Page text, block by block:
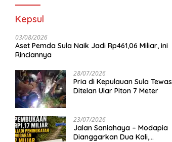
Kepsul
03/08/2026
Aset Pemda Sula Naik Jadi Rp461,06 Miliar, ini
Rinciannya
28/07/2026
Pria di Kepulauan Sula Tewas
Ditelan Ular Piton 7 Meter
23/07/2026
Jalan Saniahaya – Modapia
Dianggarkan Dua Kali,